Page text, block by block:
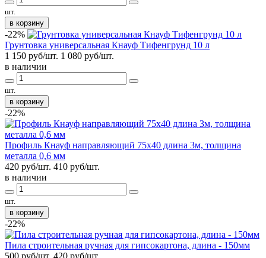
шт.
в корзину
-22%
Грунтовка универсальная Кнауф Тифенгрунд 10 л
1 150 руб/шт. 1 080 руб/шт.
в наличии
шт.
в корзину
-22%
Профиль Кнауф направляющий 75х40 длина 3м, толщина
металла 0,6 мм
420 руб/шт. 410 руб/шт.
в наличии
шт.
в корзину
-22%
Пила строительная ручная для гипсокартона, длина - 150мм
500 руб/шт. 420 руб/шт.